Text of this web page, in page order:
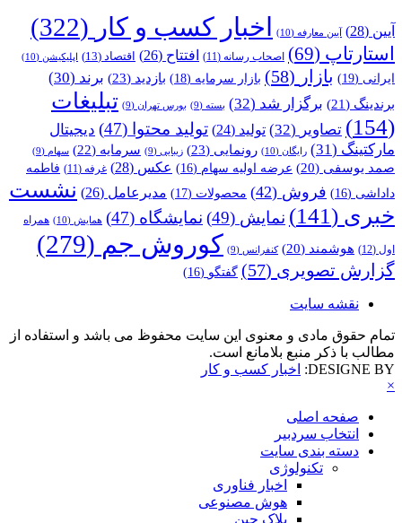
آیین (28) آیین معارفه (10) اخبار کسب و کار (322)
استارتاپ (69) اصحاب رسانه (11) افتتاح (26) اقتصاد (13) اپلیکیشن (10)
ایرانی (19) بازار (58) بازار سرمایه (18) بازدید (23) برند (30)
برندینگ (21) برگزار شد (32) بسته (9) بورس تهران (9)
تبلیغات
(154)
تصاویر (32) تولید (24) تولید محتوا (47)
دیجیتال
مارکتینگ (31) رایگان (10) رونمایی (23) زیبایی (9) سرمایه (22) سهام (9)
صمد یوسفی (20) عرضه اولیه سهام (16) عکس (28) غرفه (11)
فاطمه
داداشی (16) فروش (42) محصولات (17) مدیرعامل (26)
نشست
خبری (141) نمایش (49) نمایشگاه (47) همایش (10) همراه
اول (12) هوشمند (20) کنفرانس (9) کوروش جم (279)
گزارش تصویری (57) گفتگو (16)
نقشه سایت
تمام حقوق مادی و معنوی این سایت محفوظ می باشد و استفاده از
مطالب با ذکر منبع بلامانع است.
DESIGNE BY:
اخبار کسب و کار
×
صفحه اصلی
انتخاب سردبیر
دسته بندی سایت
تکنولوژی
اخبار فناوری
هوش مصنوعی
بلاک چین